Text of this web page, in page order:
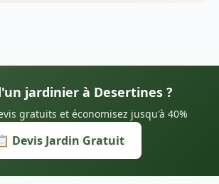
jardinier à Desertines ?
gratuits et économisez jusqu'à 40%
Devis Jardin Gratuit